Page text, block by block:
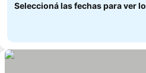
Seleccioná las fechas para ver